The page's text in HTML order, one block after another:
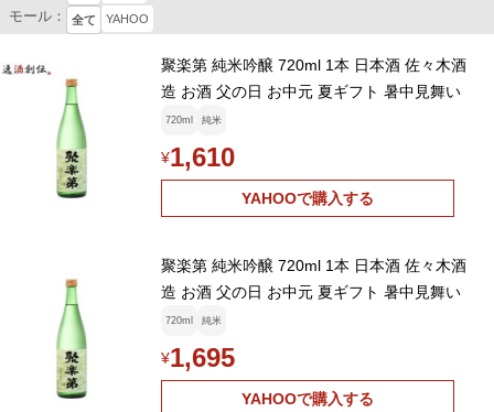
モール： 全て YAHOO
聚楽第 純米吟醸 720ml 1本 日本酒 佐々木酒
造 お酒 父の日 お中元 夏ギフト 暑中見舞い
720ml 純米
¥1,610
YAHOOで購入する
聚楽第 純米吟醸 720ml 1本 日本酒 佐々木酒
造 お酒 父の日 お中元 夏ギフト 暑中見舞い
720ml 純米
¥1,695
YAHOOで購入する